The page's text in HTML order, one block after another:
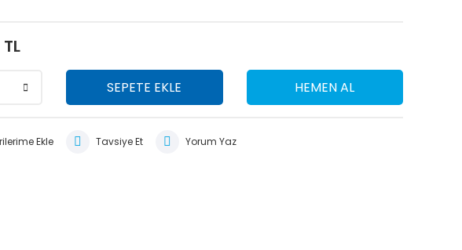
SEPETE EKLE HEMEN AL
Tavsiye Et Yorum Yaz